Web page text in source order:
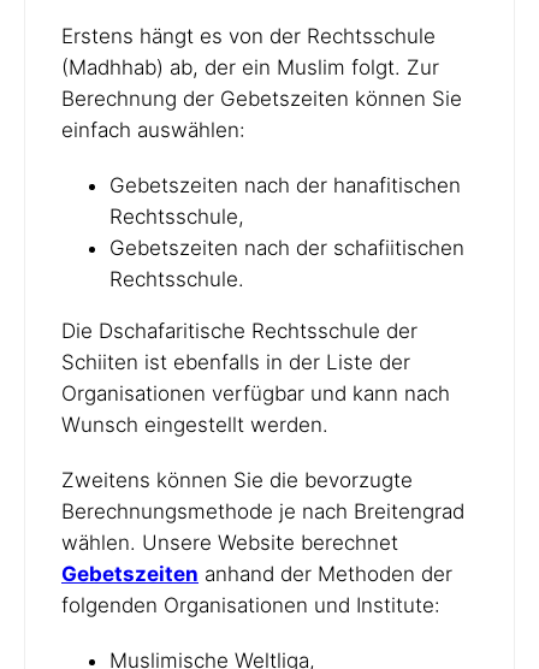
Erstens hängt es von der Rechtsschule
(Madhhab) ab, der ein Muslim folgt. Zur
Berechnung der Gebetszeiten können Sie
einfach auswählen:
Gebetszeiten nach der hanafitischen
Rechtsschule,
Gebetszeiten nach der schafiitischen
Rechtsschule.
Die Dschafaritische Rechtsschule der
Schiiten ist ebenfalls in der Liste der
Organisationen verfügbar und kann nach
Wunsch eingestellt werden.
Zweitens können Sie die bevorzugte
Berechnungsmethode je nach Breitengrad
wählen. Unsere Website berechnet
Gebetszeiten anhand der Methoden der
folgenden Organisationen und Institute:
Muslimische Weltliga,